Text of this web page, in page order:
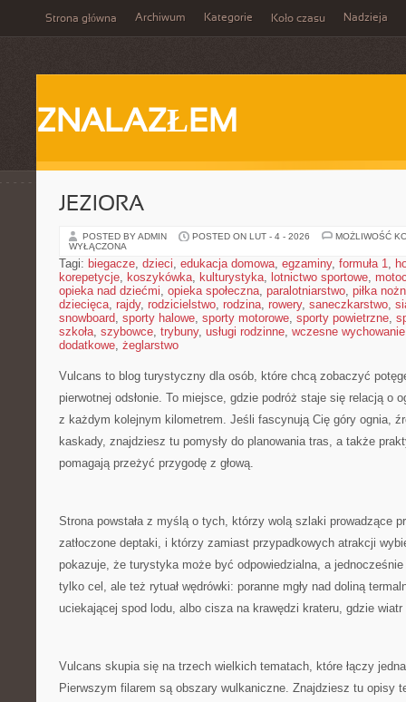
Strona główna Archiwum Kategorie Koło czasu Nadzieja
ZNALAZŁEM
JEZIORA
POSTED BY ADMIN POSTED ON LUT - 4 - 2026
MOŻLIWOŚĆ
WYŁĄCZONA
Tagi: biegacze, dzieci, edukacja domowa, egzaminy, formuła 1,
korepetycje, koszykówka, kulturystyka, lotnictwo sportowe,
opieka nad dziećmi, opieka społeczna, paralotniarstwo, piłka
dziecięca, rajdy, rodzicielstwo, rodzina, rowery, saneczkarstwo,
snowboard, sporty halowe, sporty motorowe, sporty powietrzne,
szkoła, szybowce, trybuny, usługi rodzinne, wczesne wychowanie
dodatkowe, żeglarstwo
Vulcans to blog turystyczny dla osób, które chcą zobaczyć
pierwotnej odsłonie. To miejsce, gdzie podróż staje się relacją o
z każdym kolejnym kilometrem. Jeśli fascynują Cię góry ognia,
kaskady, znajdziesz tu pomysły do planowania tras, a także
pomagają przeżyć przygodę z głową.
Strona powstała z myślą o tych, którzy wolą szlaki prowadzące
zatłoczone deptaki, i którzy zamiast przypadkowych atrakcji
pokazuje, że turystyka może być odpowiedzialna, a
tylko cel, ale też rytuał wędrówki: poranne mgły nad doliną
uciekającej spod lodu, albo cisza na krawędzi krateru, gdzie
Vulcans skupia się na trzech wielkich tematach, które łączy
Pierwszym filarem są obszary wulkaniczne. Znajdziesz tu opisy